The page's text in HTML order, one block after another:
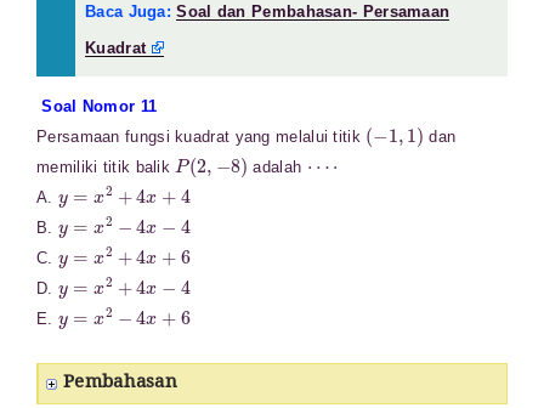
Baca Juga:Soal dan Pembahasan- Persamaan
Kuadrat
Soal Nomor 11
Persamaan fungsi kuadrat yang melalui titik
( 1 1)
dan
memiliki titik balik
P(2 8)
adalah
A.
+ +
B.
− −
C.
+ +
D.
+ −
E.
− +
Pembahasan